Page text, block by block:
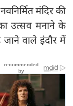
मंदिर की
का उत्सव मनाने के
वाले इंदौर में